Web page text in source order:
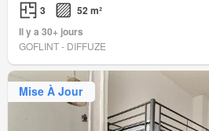
3
52 m²
Il y a 30+ jours
GOFLINT - DIFFUZE
Mise À Jour